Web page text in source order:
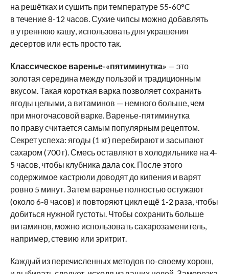
на решётках и сушить при температуре 55-60°C
в течение 8-12 часов. Сухие чипсы можно добавлять
в утреннюю кашу, использовать для украшения
десертов или есть просто так.
Классическое варенье-«пятиминутка» — это
золотая середина между пользой и традиционным
вкусом. Такая короткая варка позволяет сохранить
ягоды целыми, а витаминов — немного больше, чем
при многочасовой варке. Варенье-пятиминутка
по праву считается самым популярным рецептом.
Секрет успеха: ягоды (1 кг) перебирают и засыпают
сахаром (700 г). Смесь оставляют в холодильнике на 4-
5 часов, чтобы клубника дала сок. После этого
содержимое кастрюли доводят до кипения и варят
ровно 5 минут. Затем варенье полностью остужают
(около 6-8 часов) и повторяют цикл ещё 1-2 раза, чтобы
добиться нужной густоты. Чтобы сохранить больше
витаминов, можно использовать сахарозаменитель,
например, стевию или эритрит.
Каждый из перечисленных методов по-своему хорош,